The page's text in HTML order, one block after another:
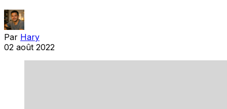
Par Hary
02 août 2022